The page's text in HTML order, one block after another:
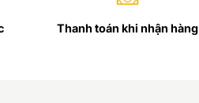
Thanh toán khi nhận hàng